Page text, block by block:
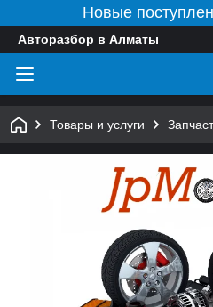
Новые
Авторазбор в Алматы
Товары и услуги